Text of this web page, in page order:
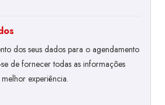
dos seus dados para o agendamento
de fornecer todas as informações
experiência.